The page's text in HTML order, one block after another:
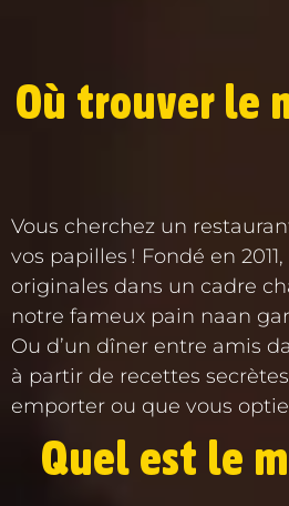
Où trouver le
Vous cherchez un
vos papilles ! Fondé en
originales dans un cadre
notre fameux pain naan
Ou d’un dîner entre amis
à partir de recettes
emporter ou que vous
Quel est le